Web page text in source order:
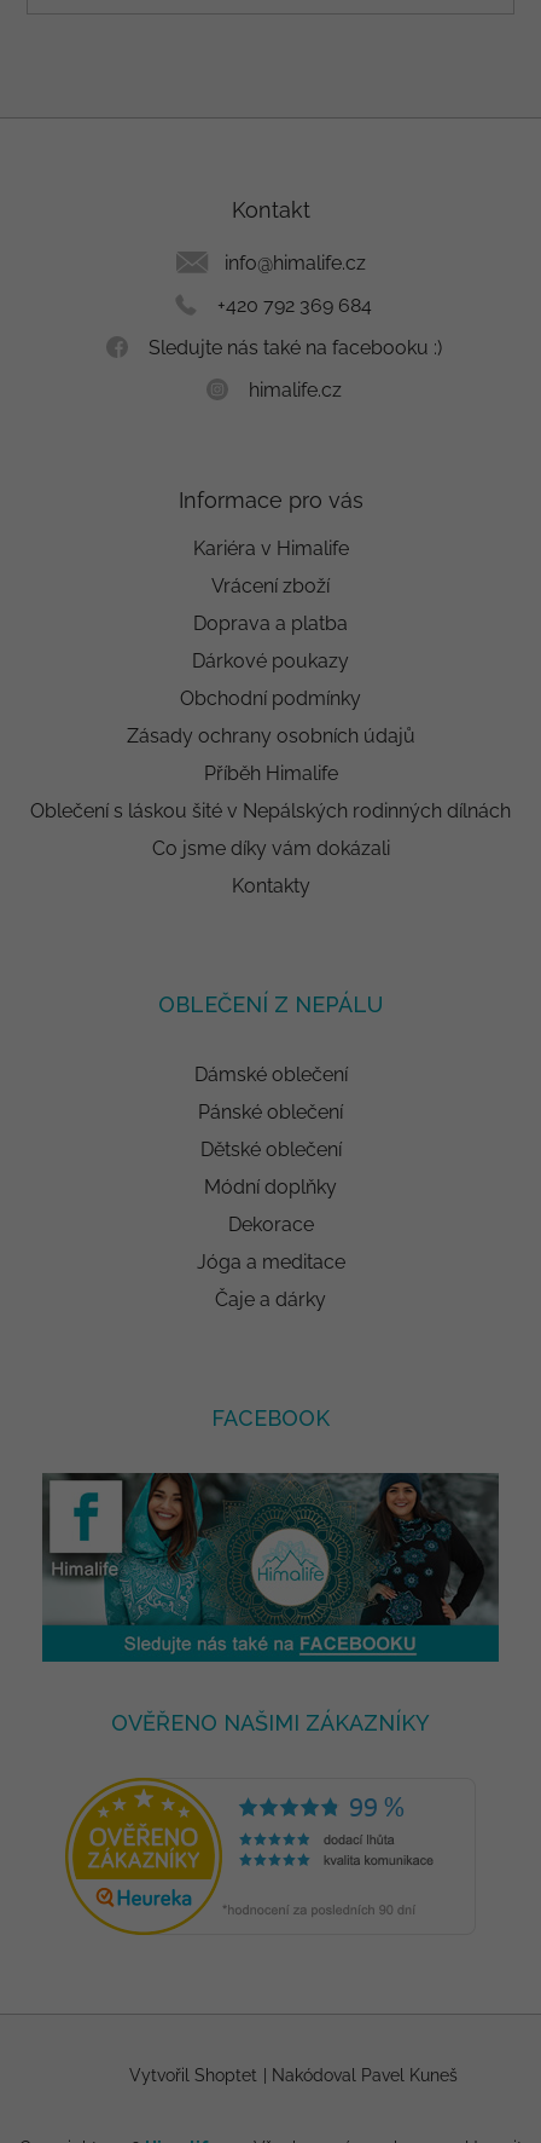
Kontakt
info@himalife.cz
+420 792 369 684
Sledujte nás také na facebooku :)
himalife.cz
Informace pro vás
Kariéra v Himalife
Vrácení zboží
Doprava a platba
Dárkové poukazy
Obchodní podmínky
Zásady ochrany osobních údajů
Příběh Himalife
Oblečení s láskou šité v Nepálských rodinných dílnách
Co jsme díky vám dokázali
Kontakty
OBLEČENÍ Z NEPÁLU
Dámské oblečení
Pánské oblečení
Dětské oblečení
Módní doplňky
Dekorace
Jóga a meditace
Čaje a dárky
FACEBOOK
OVĚŘENO NAŠIMI ZÁKAZNÍKY
Vytvořil Shoptet Nakódoval Pavel Kuneš